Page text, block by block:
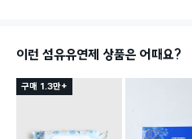
이런 섬유유연제 상품은 어때요?
구매 1.3만+